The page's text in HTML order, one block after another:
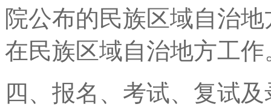
院公布的民族区域自治
在民族区域自治地方工作
四、报名、考试、复试